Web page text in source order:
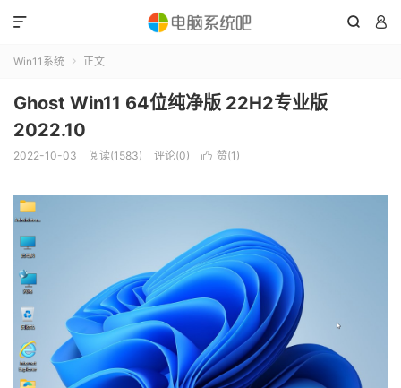
 

Win11系统  正文
Ghost Win11 64位纯净版 22H2专业版
2022.10
2022-10-03 阅读(1583) 评论(0)  赞(1 )